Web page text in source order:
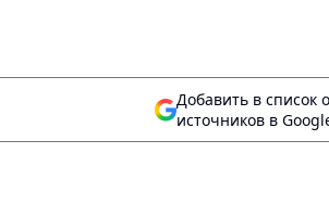
Добавить в список
источников в